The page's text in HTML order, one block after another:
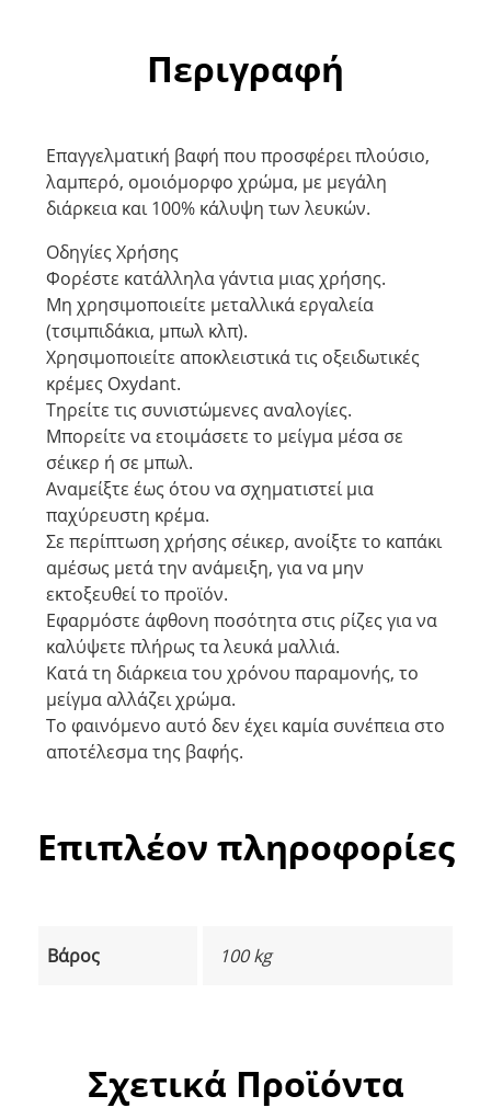
Περιγραφή
Επαγγελματική βαφή που προσφέρει πλούσιο,
λαμπερό, ομοιόμορφο χρώμα, με μεγάλη
διάρκεια και 100% κάλυψη των λευκών.
Οδηγίες Χρήσης
Φορέστε κατάλληλα γάντια μιας χρήσης.
Μη χρησιμοποιείτε μεταλλικά εργαλεία
(τσιμπιδάκια, μπωλ κλπ).
Χρησιμοποιείτε αποκλειστικά τις οξειδωτικές
κρέμες Oxydant.
Τηρείτε τις συνιστώμενες αναλογίες.
Μπορείτε να ετοιμάσετε το μείγμα μέσα σε
σέικερ ή σε μπωλ.
Αναμείξτε έως ότου να σχηματιστεί μια
παχύρευστη κρέμα.
Σε περίπτωση χρήσης σέικερ, ανοίξτε το καπάκι
αμέσως μετά την ανάμειξη, για να μην
εκτοξευθεί το προϊόν.
Εφαρμόστε άφθονη ποσότητα στις ρίζες για να
καλύψετε πλήρως τα λευκά μαλλιά.
Κατά τη διάρκεια του χρόνου παραμονής, το
μείγμα αλλάζει χρώμα.
Το φαινόμενο αυτό δεν έχει καμία συνέπεια στο
αποτέλεσμα της βαφής.
Επιπλέον πληροφορίες
Βάρος 100 kg
Σχετικά Προϊόντα